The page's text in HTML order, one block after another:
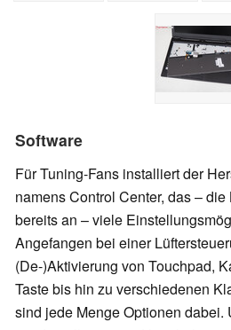
Software
Für Tuning-Fans installiert der
namens Control Center, das –
bereits an – viele
Angefangen bei einer
(De-)Aktivierung von Touchpad,
Taste bis hin zu verschiedenen
sind jede Menge Optionen dabei.